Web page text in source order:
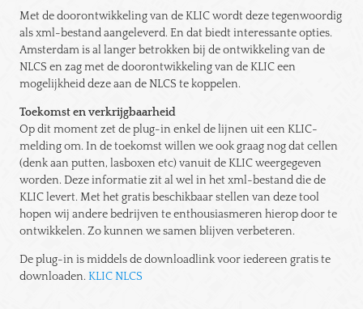
Met de doorontwikkeling van de KLIC wordt deze tegenwoordig
als xml-bestand aangeleverd. En dat biedt interessante opties.
Amsterdam is al langer betrokken bij de ontwikkeling van de
NLCS en zag met de doorontwikkeling van de KLIC een
mogelijkheid deze aan de NLCS te koppelen.
Toekomst en verkrijgbaarheid
Op dit moment zet de plug-in enkel de lijnen uit een KLIC-
melding om. In de toekomst willen we ook graag nog dat cellen
(denk aan putten, lasboxen etc) vanuit de KLIC weergegeven
worden. Deze informatie zit al wel in het xml-bestand die de
KLIC levert. Met het gratis beschikbaar stellen van deze tool
hopen wij andere bedrijven te enthousiasmeren hierop door te
ontwikkelen. Zo kunnen we samen blijven verbeteren.
De plug-in is middels de downloadlink voor iedereen gratis te
downloaden. KLIC NLCS